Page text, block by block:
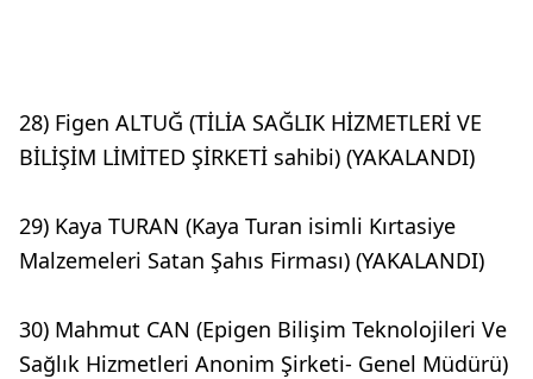
28) Figen ALTUĞ (TİLİA SAĞLIK HİZMETLERİ VE
BİLİŞİM LİMİTED ŞİRKETİ sahibi) (YAKALANDI)
29) Kaya TURAN (Kaya Turan isimli Kırtasiye
Malzemeleri Satan Şahıs Firması) (YAKALANDI)
30) Mahmut CAN (Epigen Bilişim Teknolojileri Ve
Sağlık Hizmetleri Anonim Şirketi- Genel Müdürü)